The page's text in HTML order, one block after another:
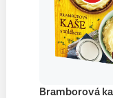
Bramborová